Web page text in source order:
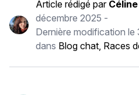
Article rédigé par
décembre 2025 -
Dernière modification le
dans Blog chat, Races